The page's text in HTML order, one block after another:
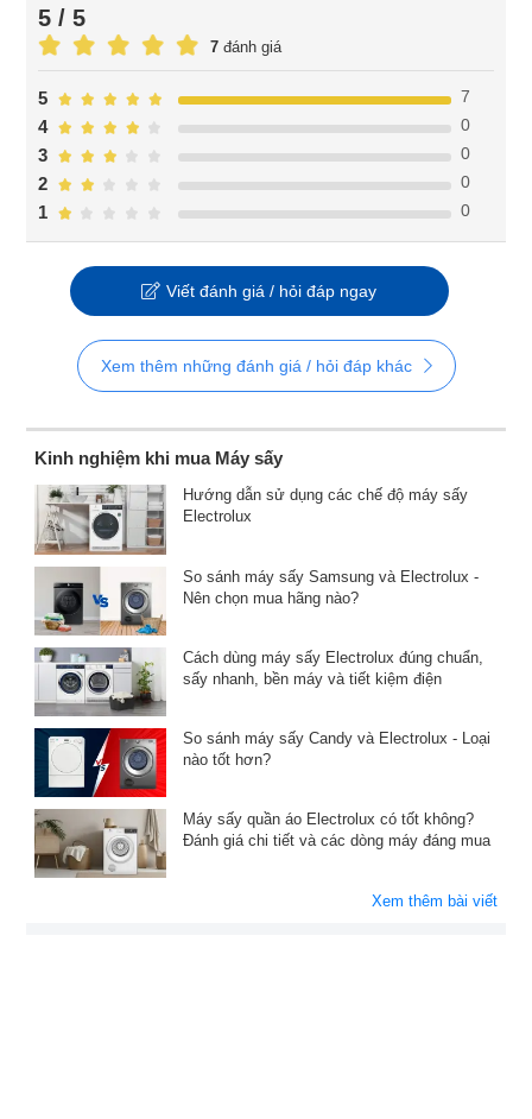
5 / 5
7 đánh giá
1 0
2 0
3 0
4 0
5 7
Viết đánh giá / hỏi đáp ngay
Xem thêm những đánh giá / hỏi đáp khác
Kinh nghiệm khi mua Máy sấy
Hướng dẫn sử dụng các chế độ máy sấy
Electrolux
So sánh máy sấy Samsung và Electrolux -
Nên chọn mua hãng nào?
Cách dùng máy sấy Electrolux đúng chuẩn,
sấy nhanh, bền máy và tiết kiệm điện
So sánh máy sấy Candy và Electrolux - Loại
nào tốt hơn?
Máy sấy quần áo Electrolux có tốt không?
Đánh giá chi tiết và các dòng máy đáng mua
Xem thêm bài viết